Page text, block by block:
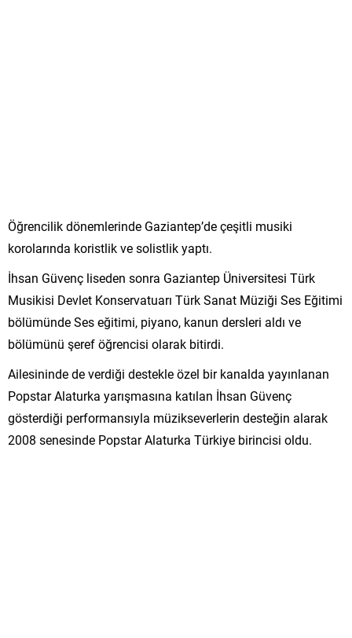
Öğrencilik dönemlerinde Gaziantep’de çeşitli musiki
korolarında koristlik ve solistlik yaptı.
İhsan Güvenç liseden sonra Gaziantep Üniversitesi Türk
Musikisi Devlet Konservatuarı Türk Sanat Müziği Ses Eğitimi
bölümünde Ses eğitimi, piyano, kanun dersleri aldı ve
bölümünü şeref öğrencisi olarak bitirdi.
Ailesininde de verdiği destekle özel bir kanalda yayınlanan
Popstar Alaturka yarışmasına katılan İhsan Güvenç
gösterdiği performansıyla müzikseverlerin desteğin alarak
2008 senesinde Popstar Alaturka Türkiye birincisi oldu.